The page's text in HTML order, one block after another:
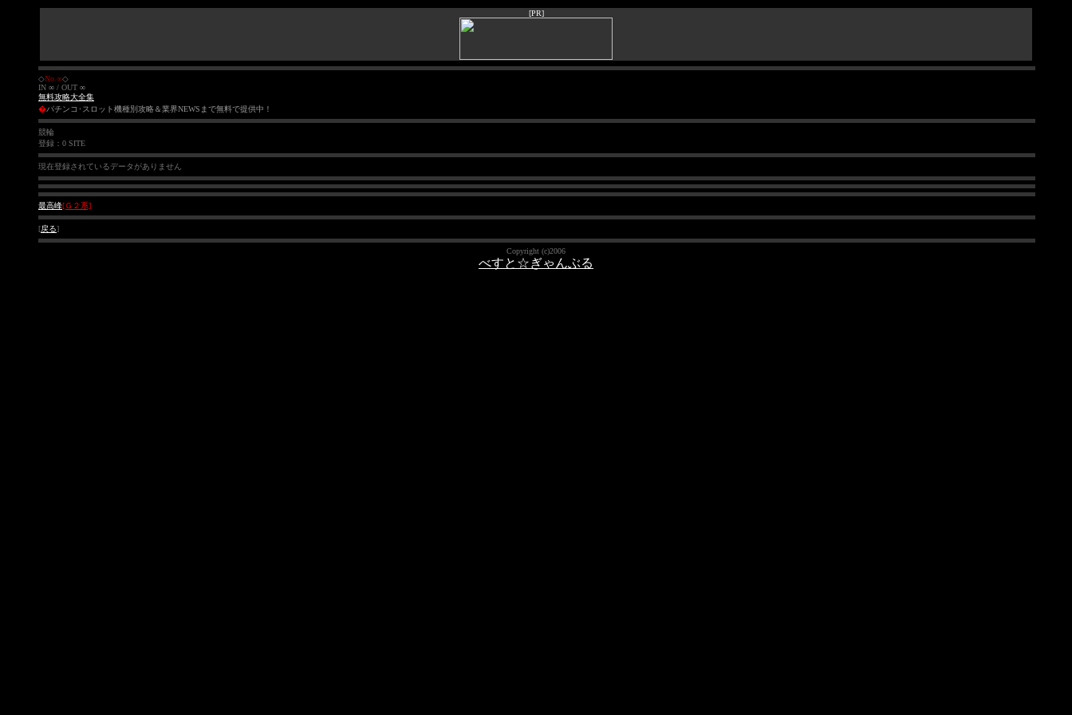
[PR]
◇No.∞◇
IN ∞ / OUT ∞
無料攻略大全集
�パチンコ･スロット機種別攻略＆業界NEWSまで無料で提供中！
競輪
登録：0 SITE
現在登録されているデータがありません
最高峰[Ｇ２系]
[戻る]
Copyright (c)2006
べすと☆ぎゃんぶる